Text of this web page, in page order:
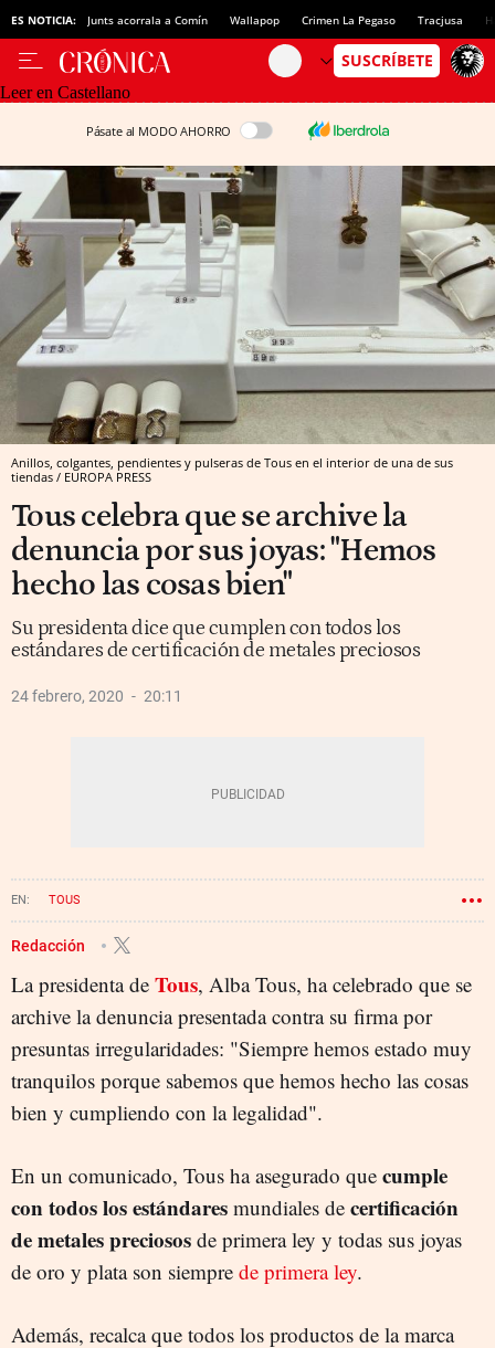
ES NOTICIA: Junts acorrala a Comín Wallapop Crimen La Pegaso Tracjusa
Leer en Castellano
Pásate al MODO AHORRO
Anillos, colgantes, pendientes y pulseras de Tous en el interior de una de sus
tiendas / EUROPA PRESS
Tous celebra que se archive la
denuncia por sus joyas: "Hemos
hecho las cosas bien"
Su presidenta dice que cumplen con todos los
estándares de certificación de metales preciosos
24 febrero, 2020 20:11
TOUS
Redacción
La presidenta de Tous, Alba Tous, ha celebrado que se
archive la denuncia presentada contra su firma por
presuntas irregularidades: "Siempre hemos estado muy
tranquilos porque sabemos que hemos hecho las cosas
bien y cumpliendo con la legalidad".
En un comunicado, Tous ha asegurado que cumple
con todos los estándares mundiales de certificación
de metales preciosos de primera ley y todas sus joyas
de oro y plata son siempre de primera ley.
Además, recalca que todos los productos de la marca